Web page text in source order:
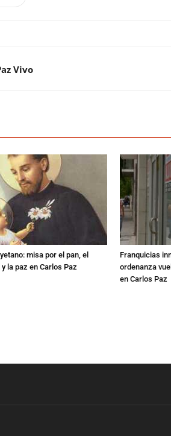
Vivo
misa por el pan, el
la paz en Carlos Paz
Franquicias
ordenanza
en Carlos Paz